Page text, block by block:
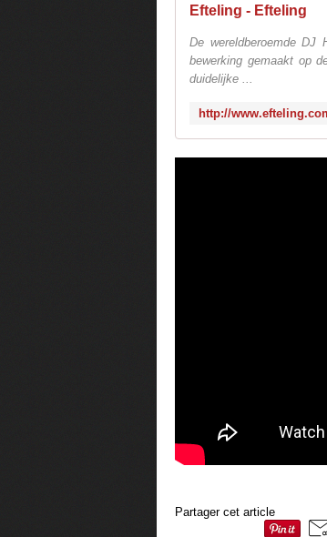
Efteling - Efteling
De wereldberoemde DJ
bewerking gemaakt op
duidelijke ...
Partager cet article